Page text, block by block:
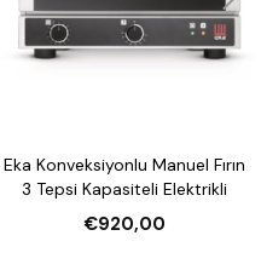
Eka Konveksiyonlu Manuel Fırın
3 Tepsi Kapasiteli Elektrikli
€920,00